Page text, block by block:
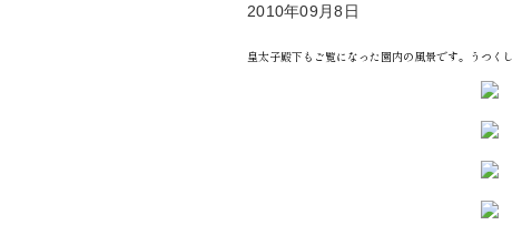
2010年09月8日
皇太子殿下もご覧になった園内の風景です。うつ